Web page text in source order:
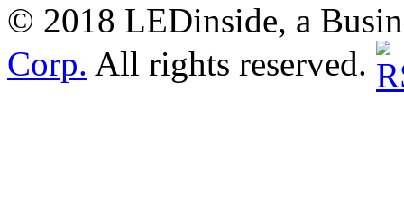
© 2018 LEDinside, a
Corp. All rights reserved.